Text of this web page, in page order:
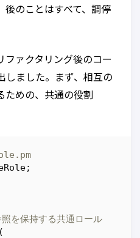
後のことはすべて、調停
ファクタリング後のコー
しました。まず、相互の
ための、共通の役割
;
を保持する共通ロール
(